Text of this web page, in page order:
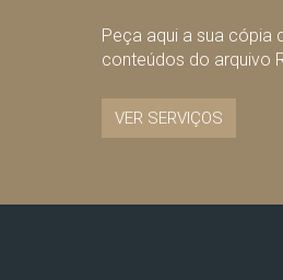
Peça aqui a sua cópia
conteúdos do arquivo
VER SERVIÇOS